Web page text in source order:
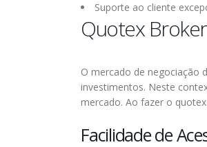
Suporte ao cliente
Quotex Broker
O mercado de negociação
investimentos. Neste
mercado. Ao fazer o
Facilidade de